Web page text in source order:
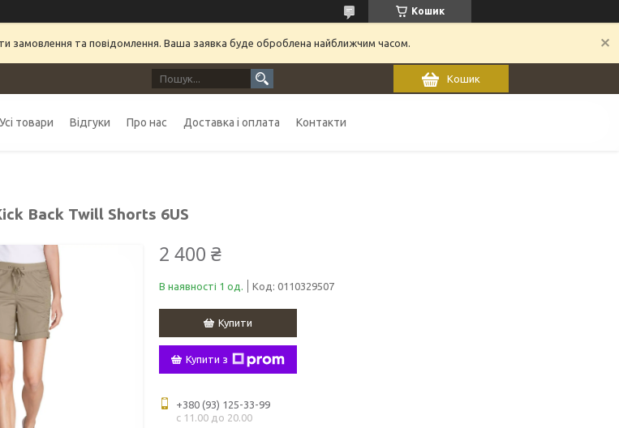
Кошик
замовлення та повідомлення. Ваша заявка буде оброблена найближчим часом.
Кошик
Усі товари Відгуки Про нас Доставка і оплата Контакти
Back Twill Shorts 6US
2 400 ₴
В наявності 1 од. Код: 0110329507
Купити
Купити з
+380 (93) 125-33-99
с 11.00 до 20.00